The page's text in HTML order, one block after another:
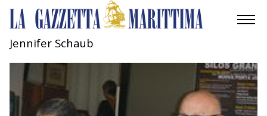
AMBIENTE
MOBILITÀ
INDUSTRIA
Jennifer Schaub